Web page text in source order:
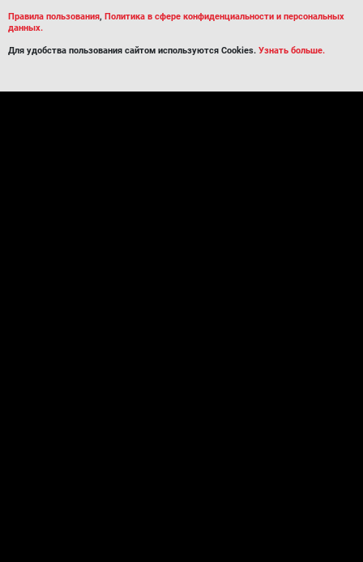
Правила пользования, Политика в сфере конфиденциальности и персональных
данных.
Для удобства пользования сайтом используются Cookies. Узнать больше.